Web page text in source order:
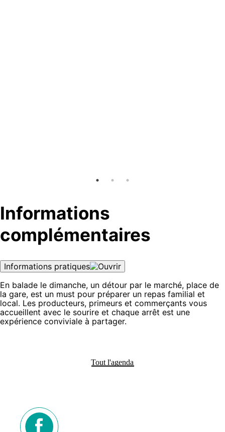
Informations
complémentaires
Informations pratiques
En balade le dimanche, un détour par le marché, place de
la gare, est un must pour préparer un repas familial et
local. Les producteurs, primeurs et commerçants vous
accueillent avec le sourire et chaque arrêt est une
expérience conviviale à partager.
Tout l'agenda